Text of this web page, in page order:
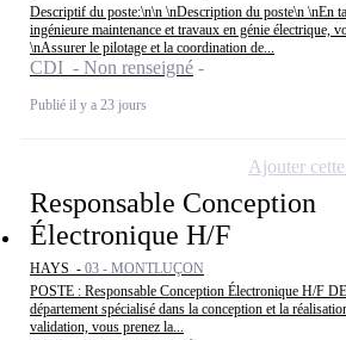
Descriptif du poste:\n\n \nDescription du poste\n \nEn
ingénieure maintenance et travaux en génie électrique,
\nAssurer le pilotage et la coordination de...
CDI - Non renseigné
Publié il y a 23 jours
Responsable Conception
Électronique H/F
HAYS - 03 - MONTLUÇON
POSTE : Responsable Conception Électronique H/F
département spécialisé dans la conception et la
validation, vous prenez la...
Ajouter